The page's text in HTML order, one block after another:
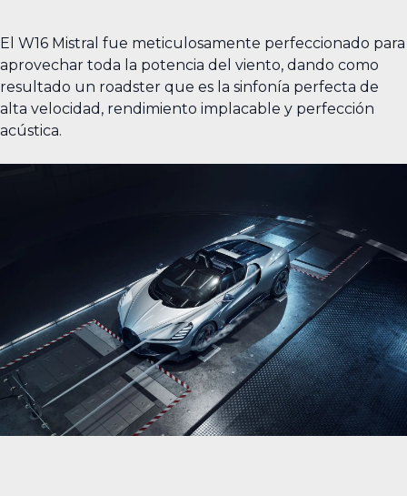
El W16 Mistral fue meticulosamente perfeccionado para
aprovechar toda la potencia del viento, dando como
resultado un roadster que es la sinfonía perfecta de
alta velocidad, rendimiento implacable y perfección
acústica.